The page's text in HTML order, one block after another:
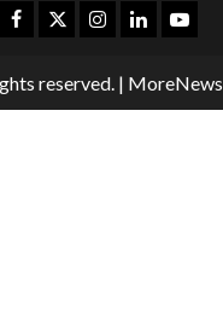
reserved. | MoreNews